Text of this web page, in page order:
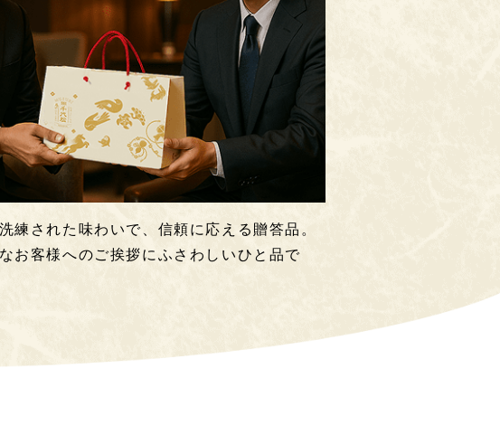
練された味わいで、信頼に応える贈答品。
お客様へのご挨拶にふさわしいひと品で